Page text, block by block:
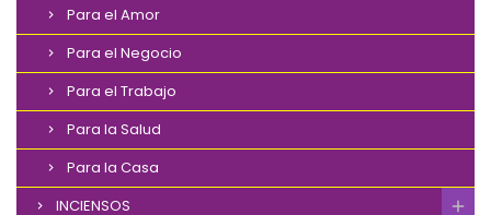
Para el Amor
Para el Negocio
Para el Trabajo
Para la Salud
Para la Casa
INCIENSOS